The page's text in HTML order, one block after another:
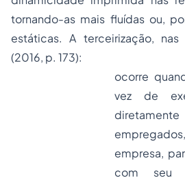
tornando-as mais fluídas ou,
estáticas. A terceirização,
(2016, p. 173):
ocorre
vez de
empresa,
com seu